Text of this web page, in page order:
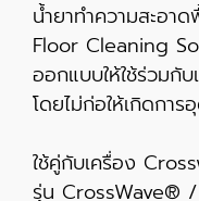
น้ำยาทำความสะอ
Floor Cleaning
ออกแบบให้ใช้ร่วมกั
โดยไม่ก่อให้เกิดกา
ใช้คู่กับเครื่อง
รุ่น CrossWave®